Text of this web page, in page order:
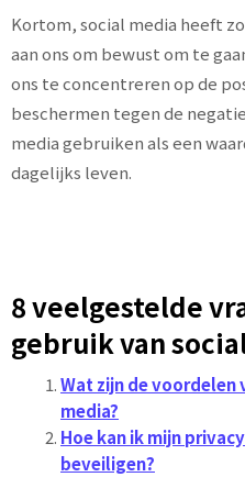
Kortom, social media heeft
aan ons om bewust om te
ons te concentreren op de
beschermen tegen de
media gebruiken als een
dagelijks leven.
8 veelgestelde
gebruik van
Wat zijn de voordelen
media?
Hoe kan ik mijn
beveiligen?